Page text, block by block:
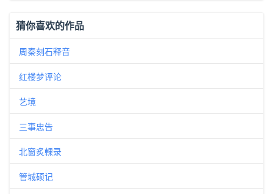
猜你喜欢的作品
周秦刻石释音
红楼梦评论
艺境
三事忠告
北窗炙輠录
管城硕记